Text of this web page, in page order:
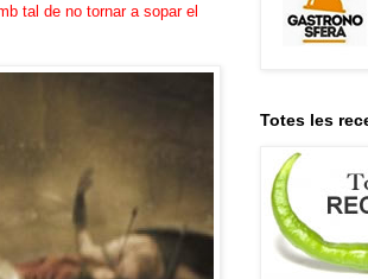
tal de no tornar a sopar el
Totes les